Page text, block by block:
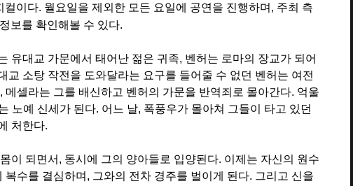
컬이다. 월요일을 제외한 모든 요일에 공연을 진행하며 , 주최 측
보를 확인해볼 수 있다.
유대교 가문에서 태어난 젊은 귀족, 벤허는 로마의 장교가 되어
교 소탕 작전을 도와달라는 요구를 들어줄 수 없던 벤허는 여전
, 메셀라는 그를 배신하고 벤허의 가문을 반역죄로 몰아간다. 억울
노예 신세가 된다. 어느 날, 폭풍우가 몰아쳐 그들이 타고 있던
처한다.
이 되면서 , 동시에 그의 양아들로 입양된다. 이제는 자신의 원수
복수를 결심하며 , 그와의 전차 경주를 벌이게 된다. 그리고 신을